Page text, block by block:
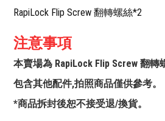
RapiLock Flip Screw 翻轉螺絲*2
注意事項
本賣場為 RapiLock Flip Screw 翻轉
包含其他配件,拍照商品僅供參考。
*商品拆封後恕不接受退/換貨。